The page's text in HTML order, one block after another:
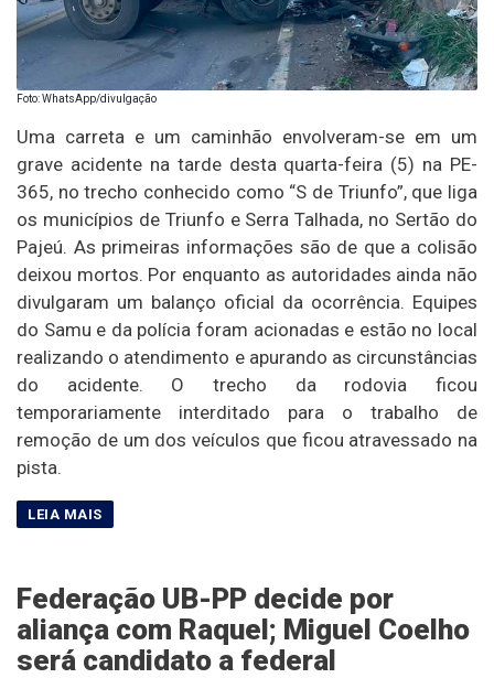
Foto: WhatsApp/divulgação
Uma carreta e um caminhão envolveram-se em um
grave acidente na tarde desta quarta-feira (5) na PE-
365, no trecho conhecido como “S de Triunfo”, que liga
os municípios de Triunfo e Serra Talhada, no Sertão do
Pajeú. As primeiras informações são de que a colisão
deixou mortos. Por enquanto as autoridades ainda não
divulgaram um balanço oficial da ocorrência. Equipes
do Samu e da polícia foram acionadas e estão no local
realizando o atendimento e apurando as circunstâncias
do acidente. O trecho da rodovia ficou
temporariamente interditado para o trabalho de
remoção de um dos veículos que ficou atravessado na
pista.
Federação UB-PP decide por
aliança com Raquel; Miguel Coelho
será candidato a federal